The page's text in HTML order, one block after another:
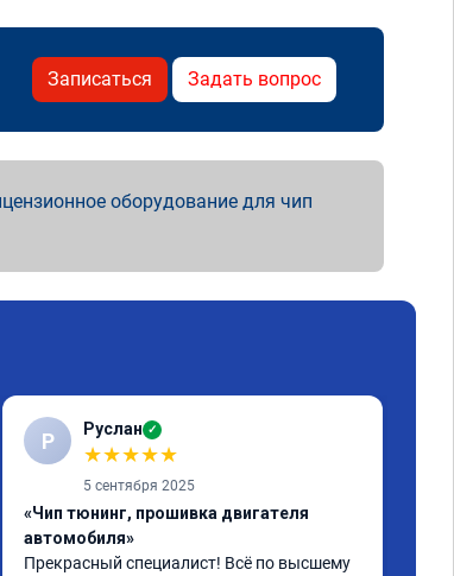
Записаться Задать вопрос
оборудование для чип
Р Руслан ✓
★★★★★
5 сентября 2025
«Чип тюнинг, прошивка двигателя
автомобиля»
Прекрасный специалист! Всё по высшему